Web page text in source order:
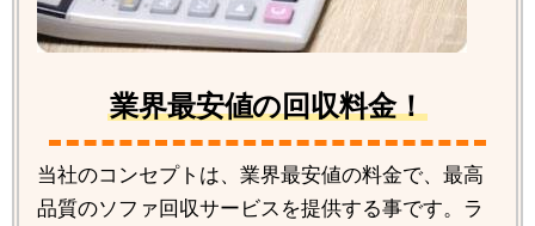
業界最安値の回収料金！
当社のコンセプトは、業界最安値の料金で、最高
品質のソファ回収サービスを提供する事です。ラ